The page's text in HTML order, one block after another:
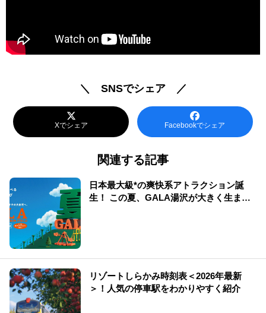
＼ SNSでシェア ／
Xでシェア Facebookでシェア
関連する記事
日本最大級*の爽快系アトラクション誕
生！ この夏、GALA湯沢が大きく生まれ
リゾートしらかみ時刻表＜2026年最新
＞！人気の停車駅をわかりやすく紹介